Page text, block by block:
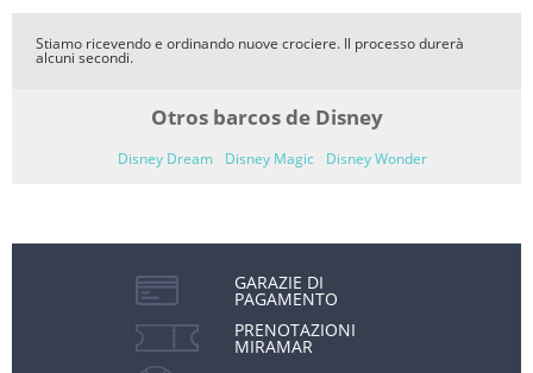
Stiamo ricevendo e ordinando nuove crociere. Il processo durerà
alcuni secondi.
Otros barcos de Disney
Disney Dream Disney Magic Disney Wonder
GARAZIE DI
PAGAMENTO
PRENOTAZIONI
MIRAMAR